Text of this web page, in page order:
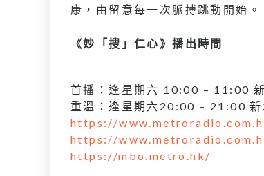
康，由留意每一次脈搏跳動開始。
《妙「搜」仁心》播出時間
首播：逢星期六 10:00 – 11:00
重溫：逢星期六20:00 – 21:00
https://
https://
https://mbo.metro.hk/